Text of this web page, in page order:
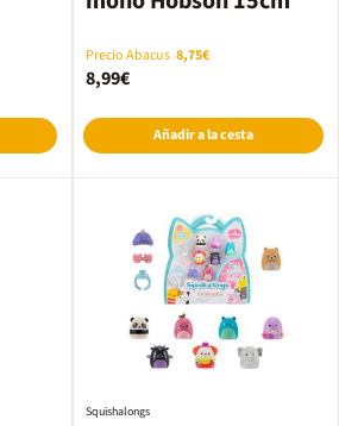
Precio Abacus 8,75€
8,99€
Añadir a la cesta
Squishalongs